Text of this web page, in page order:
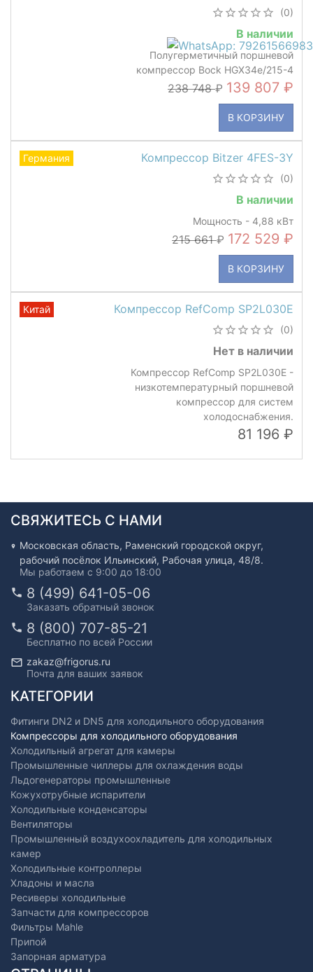
(0)
В наличии
Полугерметичный поршневой
компрессор Bock HGX34e/215-4
238 748 139 807
В КОРЗИНУ
Компрессор Bitzer 4FES-3Y
(0)
В наличии
Мощность - 4,88 кВт
215 661 172 529
В КОРЗИНУ
Германия
Компрессор RefComp SP2L030E
(0)
Нет в наличии
Компрессор RefComp SP2L030E -
низкотемпературный поршневой
компрессор для систем
холодоснабжения.
81 196
Китай
СВЯЖИТЕСЬ С НАМИ
Московская область, Раменский городской округ,
рабочий посёлок Ильинский, Рабочая улица, 48/8.
Мы работаем с 9:00 до 18:00
8 (499) 641-05-06
Заказать обратный звонок
8 (800) 707-85-21
Бесплатно по всей России
zakaz@frigorus.ru
Почта для ваших заявок
КАТЕГОРИИ
Фитинги DN2 и DN5 для холодильного оборудования
Компрессоры для холодильного оборудования
Холодильный агрегат для камеры
Промышленные чиллеры для охлаждения воды
Льдогенераторы промышленные
Кожухотрубные испарители
Холодильные конденсаторы
Вентиляторы
Промышленный воздухоохладитель для холодильных
камер
Холодильные контроллеры
Хладоны и масла
Ресиверы холодильные
Запчасти для компрессоров
Фильтры Mahle
Припой
Запорная арматура